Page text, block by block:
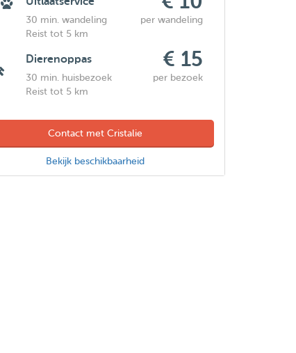
30 min. wandeling
per wandeling
Reist tot 5 km
Dierenoppas € 15
30 min. huisbezoek
per bezoek
Reist tot 5 km
Contact met Cristalie
Bekijk beschikbaarheid